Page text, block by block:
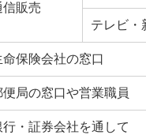
信販売
テレビ・
命保険会社の窓口
便局の窓口や営業職員
行・証券会社を通して